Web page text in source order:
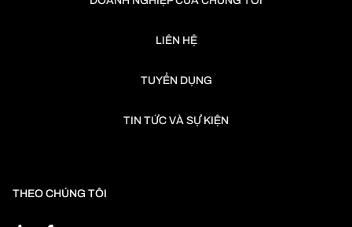
LIÊN HỆ
TUYỂN DỤNG
TIN TỨC VÀ SỰ KIỆN
THEO CHÚNG TÔI